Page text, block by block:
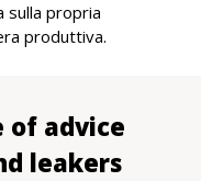
sulla propria
produttiva.
of advice
leakers